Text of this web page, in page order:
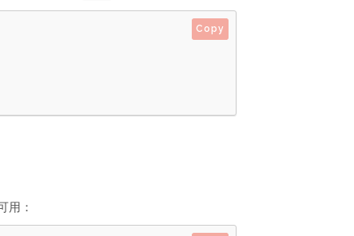
Copy
用：